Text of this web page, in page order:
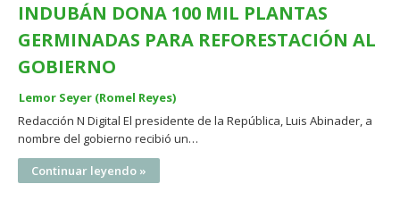
INDUBÁN DONA 100 MIL PLANTAS
GERMINADAS PARA REFORESTACIÓN AL
GOBIERNO
Lemor Seyer (Romel Reyes)
Redacción N Digital El presidente de la República, Luis Abinader, a
nombre del gobierno recibió un…
Continuar leyendo »